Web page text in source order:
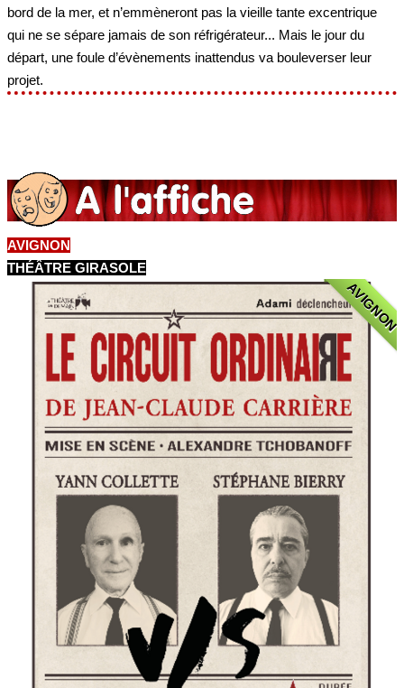
bord de la mer, et n’emmèneront pas la vieille tante excentrique
qui ne se sépare jamais de son réfrigérateur... Mais le jour du
départ, une foule d’évènements inattendus va bouleverser leur
projet.
AVIGNON
THÉÂTRE GIRASOLE
AVIGNON